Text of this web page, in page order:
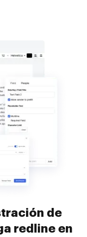
de
redline en